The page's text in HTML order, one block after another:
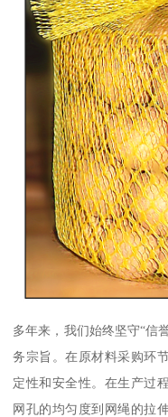
多年来，我们始终坚守“信
务宗旨。在原材料采购环
定性和安全性。在生产过
网孔的均匀度到网绳的拉